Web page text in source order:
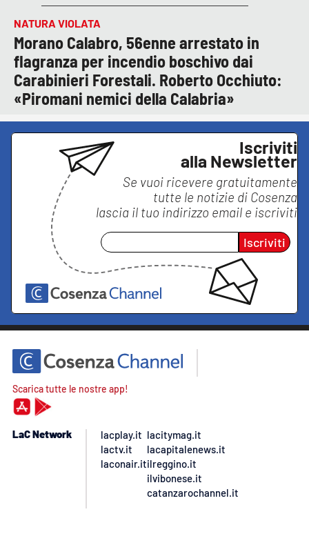
NATURA VIOLATA
Morano Calabro, 56enne arrestato in
flagranza per incendio boschivo dai
Carabinieri Forestali. Roberto Occhiuto:
«Piromani nemici della Calabria»
Iscriviti
alla Newsletter
Se vuoi ricevere gratuitamente
tutte le notizie di Cosenza
lascia il tuo indirizzo email e iscriviti
Iscriviti
Scarica tutte le nostre app!
LaC Network
lacplay.it
lactv.it
laconair.it
lacitymag.it
lacapitalenews.it
ilreggino.it
ilvibonese.it
catanzarochannel.it